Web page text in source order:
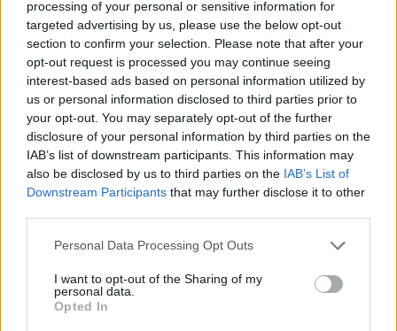
processing of your personal or sensitive information for
targeted advertising by us, please use the below opt-out
section to confirm your selection. Please note that after your
opt-out request is processed you may continue seeing
interest-based ads based on personal information utilized by
us or personal information disclosed to third parties prior to
your opt-out. You may separately opt-out of the further
disclosure of your personal information by third parties on the
IAB’s list of downstream participants. This information may
also be disclosed by us to third parties on the IAB’s List of
Downstream Participants that may further disclose it to other
Personal Data Processing Opt Outs
I want to opt-out of the Sharing of my
personal data.
Opted In